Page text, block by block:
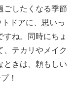
ごしたくなる季節
ドアに、思いっ
すね。同時にちょ
、テカリやメイク
ときは、頼もしい
！